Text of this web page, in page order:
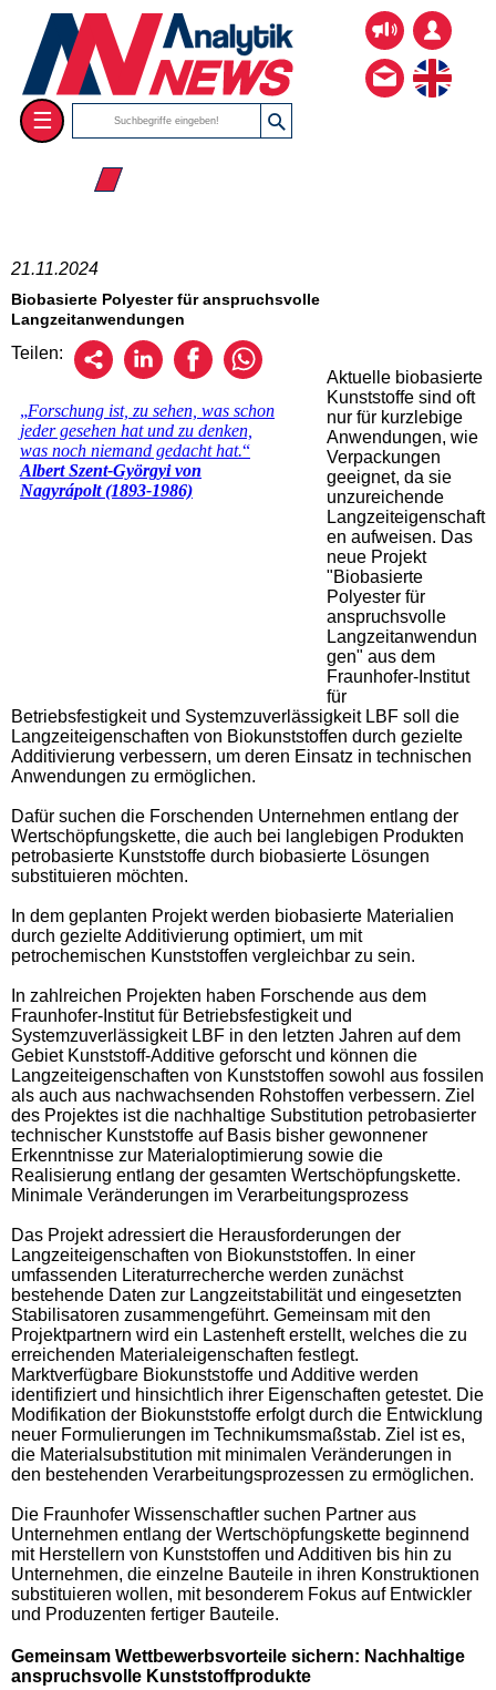
☰
☰ 2024
21.11.2024
Biobasierte Polyester für anspruchsvolle
Langzeitanwendungen
Teilen:
Aktuelle biobasierte
Kunststoffe sind oft
nur für kurzlebige
Anwendungen, wie
Verpackungen
geeignet, da sie
unzureichende
Langzeiteigenschaft
en aufweisen. Das
neue Projekt
"Biobasierte
Polyester für
anspruchsvolle
Langzeitanwendun
gen" aus dem
Fraunhofer-Institut
für
Betriebsfestigkeit und Systemzuverlässigkeit LBF soll die
Langzeiteigenschaften von Biokunststoffen durch gezielte
Additivierung verbessern, um deren Einsatz in technischen
Anwendungen zu ermöglichen.
Dafür suchen die Forschenden Unternehmen entlang der
Wertschöpfungskette, die auch bei langlebigen Produkten
petrobasierte Kunststoffe durch biobasierte Lösungen
substituieren möchten.
In dem geplanten Projekt werden biobasierte Materialien
durch gezielte Additivierung optimiert, um mit
petrochemischen Kunststoffen vergleichbar zu sein.
In zahlreichen Projekten haben Forschende aus dem
Fraunhofer-Institut für Betriebsfestigkeit und
Systemzuverlässigkeit LBF in den letzten Jahren auf dem
Gebiet Kunststoff-Additive geforscht und können die
Langzeiteigenschaften von Kunststoffen sowohl aus fossilen
als auch aus nachwachsenden Rohstoffen verbessern. Ziel
des Projektes ist die nachhaltige Substitution petrobasierter
technischer Kunststoffe auf Basis bisher gewonnener
Erkenntnisse zur Materialoptimierung sowie die
Realisierung entlang der gesamten Wertschöpfungskette.
Minimale Veränderungen im Verarbeitungsprozess
Das Projekt adressiert die Herausforderungen der
Langzeiteigenschaften von Biokunststoffen. In einer
umfassenden Literaturrecherche werden zunächst
bestehende Daten zur Langzeitstabilität und eingesetzten
Stabilisatoren zusammengeführt. Gemeinsam mit den
Projektpartnern wird ein Lastenheft erstellt, welches die zu
erreichenden Materialeigenschaften festlegt.
Marktverfügbare Biokunststoffe und Additive werden
identifiziert und hinsichtlich ihrer Eigenschaften getestet. Die
Modifikation der Biokunststoffe erfolgt durch die Entwicklung
neuer Formulierungen im Technikumsmaßstab. Ziel ist es,
die Materialsubstitution mit minimalen Veränderungen in
den bestehenden Verarbeitungsprozessen zu ermöglichen.
Die Fraunhofer Wissenschaftler suchen Partner aus
Unternehmen entlang der Wertschöpfungskette beginnend
mit Herstellern von Kunststoffen und Additiven bis hin zu
Unternehmen, die einzelne Bauteile in ihren Konstruktionen
substituieren wollen, mit besonderem Fokus auf Entwickler
und Produzenten fertiger Bauteile.
Gemeinsam Wettbewerbsvorteile sichern: Nachhaltige
anspruchsvolle Kunststoffprodukte